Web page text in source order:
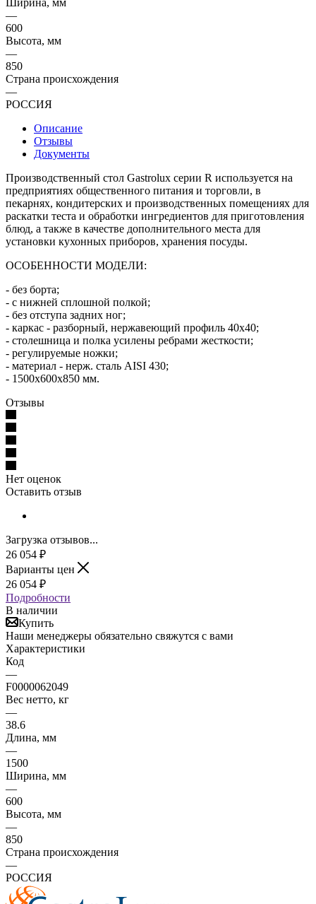
—
600
Высота, мм
—
850
Страна происхождения
—
РОССИЯ
Описание
Отзывы
Документы
Производственный стол Gastroluх серии R используется на
предприятиях общественного питания и торговли, в
пекарнях, кондитерских и производственных помещениях для
раскатки теста и обработки ингредиентов для приготовления
блюд, а также в качестве дополнительного места для
установки кухонных приборов, хранения посуды.
ОСОБЕННОСТИ МОДЕЛИ:
- без борта;
- с нижней сплошной полкой;
- без отступа задних ног;
- каркас - разборный, нержавеющий профиль 40х40;
- столешница и полка усилены ребрами жесткости;
- регулируемые ножки;
- материал - нерж. сталь AISI 430;
- 1500х600х850 мм.
Отзывы
Нет оценок
Оставить отзыв
Загрузка отзывов...
26 054 ₽
Варианты цен
26 054 ₽
Подробности
В наличии
Купить
Наши менеджеры обязательно свяжутся с вами
Характеристики
Код
—
F0000062049
Вес нетто, кг
—
38.6
Длина, мм
—
1500
Ширина, мм
—
600
Высота, мм
—
850
Страна происхождения
—
РОССИЯ